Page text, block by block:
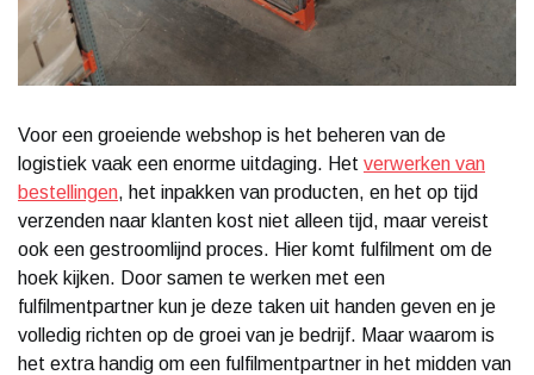
Voor een groeiende webshop is het beheren van de
logistiek vaak een enorme uitdaging. Het verwerken van
bestellingen, het inpakken van producten, en het op tijd
verzenden naar klanten kost niet alleen tijd, maar vereist
ook een gestroomlijnd proces. Hier komt fulfilment om de
hoek kijken. Door samen te werken met een
fulfilmentpartner kun je deze taken uit handen geven en je
volledig richten op de groei van je bedrijf. Maar waarom is
het extra handig om een fulfilmentpartner in het midden van